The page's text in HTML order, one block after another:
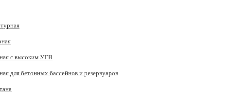
с высоким УГВ
для бетонных бассейнов и резервуаров